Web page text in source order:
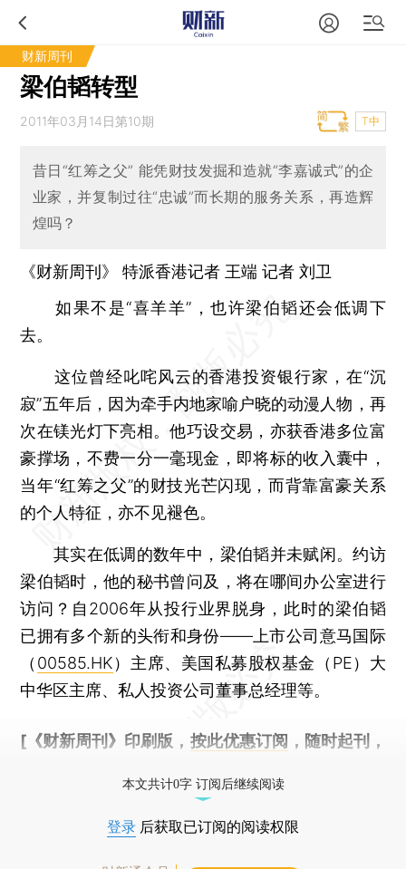
财新周刊
梁伯韬转型
2011年03月14日第10期 T中
昔日“红筹之父” 能凭财技发掘和造就“李嘉诚式”的企
业家，并复制过往“忠诚”而长期的服务关系，再造辉
煌吗？
《财新周刊》 特派香港记者 王端 记者 刘卫
如果不是“喜羊羊”，也许梁伯韬还会低调下
去。
这位曾经叱咤风云的香港投资银行家，在“沉
寂”五年后，因为牵手内地家喻户晓的动漫人物，再
次在镁光灯下亮相。他巧设交易，亦获香港多位富
豪撑场，不费一分一毫现金，即将标的收入囊中，
当年“红筹之父”的财技光芒闪现，而背靠富豪关系
的个人特征，亦不见褪色。
其实在低调的数年中，梁伯韬并未赋闲。约访
梁伯韬时，他的秘书曾问及，将在哪间办公室进行
访问？自2006年从投行业界脱身，此时的梁伯韬
已拥有多个新的头衔和身份——上市公司意马国际
（ 00585.HK）主席、美国私募股权基金（PE）大
中华区主席、私人投资公司董事总经理等。
[《财新周刊》印刷版， 按此优惠订阅 ，随时起刊，
本文共计0字 订阅后继续阅读
登录 后获取已订阅的阅读权限